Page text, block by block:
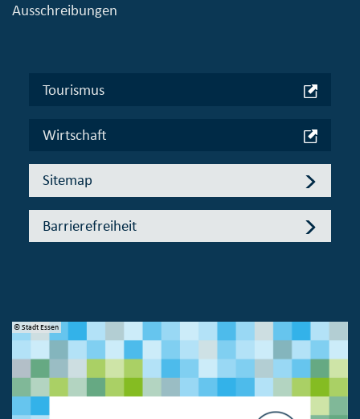
Ausschreibungen
Tourismus
Wirtschaft
Sitemap
Barrierefreiheit
© Stadt Essen